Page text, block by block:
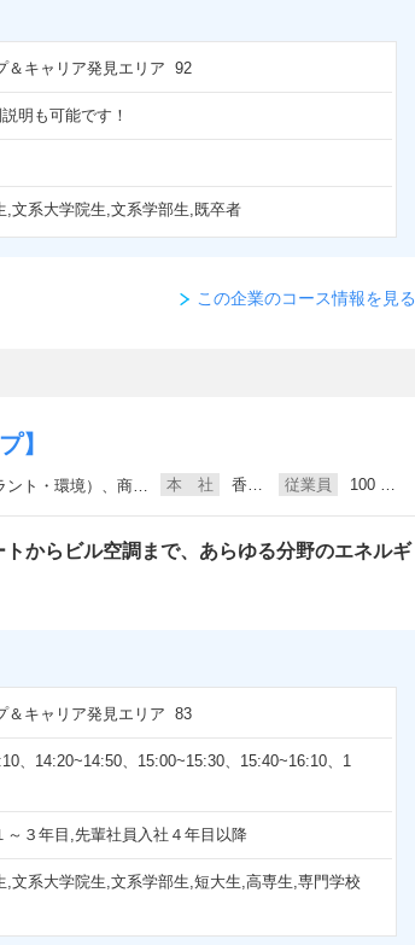
＆キャリア発見エリア 92
明も可能です！
,文系大学院生,文系学部生,既卒者
この企業のコース情報を見る
】
テリア・住宅関連）、設備工事・設備設計 本 社 香川県高松市 従業員 100 ～ 300人未満
からビル空調まで、あらゆる分野のエネルギ
＆キャリア発見エリア 83
、14:20~14:50、15:00~15:30、15:40~16:10、1
～３年目,先輩社員入社４年目以降
,文系大学院生,文系学部生,短大生,高専生,専門学校